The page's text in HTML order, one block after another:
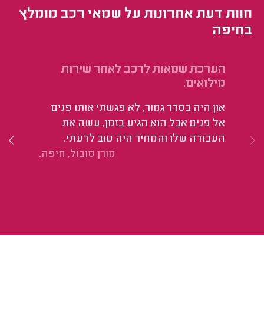
חוות דעת אחרונות על שמאי רכב מומלץ
בחיפה
הערכת שמאות לרכב לאחר שירות
מילואים.
און היה בסדר גמור, לא פגשתי אותו פנים
אל פנים אבל הוא הגיע בזמן, עשה את
העבודה שלו והמחיר היה טוב לדעתי.
מורן סובול, חיפה.